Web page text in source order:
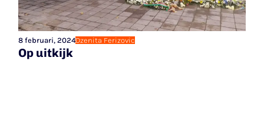
8 februari, 2024Dzenita Ferizovic
Op uitkijk